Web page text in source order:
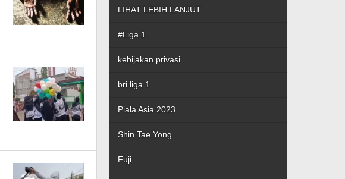
LIHAT LEBIH LANJUT
#Liga 1
kebijakan privasi
bri liga 1
Piala Asia 2023
Shin Tae Yong
Fuji